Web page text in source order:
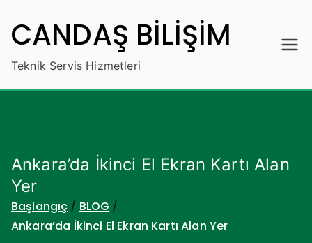
geçCANDAŞ BİLİŞİM
Teknik Servis Hizmetleri
Ankara’da İkinci El Ekran Kartı Alan
Yer
Başlangıç
BLOG
Ankara’da İkinci El Ekran Kartı Alan Yer